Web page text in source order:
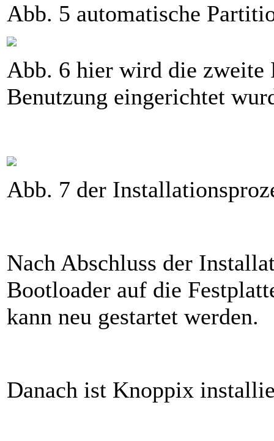
Abb. 5 automatische
Abb. 6 hier wird die zweite
Benutzung eingerichtet
Abb. 7 der
Nach Abschluss der
Bootloader auf die
kann neu gestartet werden.
Danach ist Knoppix